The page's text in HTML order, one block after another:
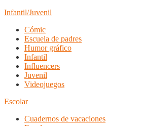
Infantil/Juvenil
Cómic
Escuela de padres
Humor gráfico
Infantil
Influencers
Juvenil
Videojuegos
Escolar
Cuadernos de vacaciones